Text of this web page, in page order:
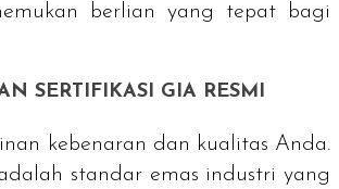
berlian yang tepat bagi
SERTIFIKASI GIA RESMI
kebenaran dan kualitas Anda.
standar emas industri yang